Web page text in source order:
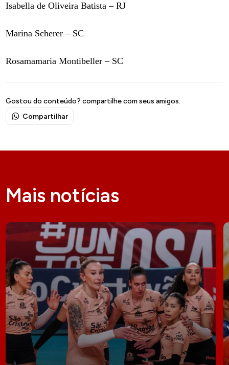
Isabella de Oliveira Batista – RJ
Marina Scherer – SC
Rosamamaria Montibeller – SC
Gostou do conteúdo? compartilhe com seus amigos.
Compartilhar
Mais notícias